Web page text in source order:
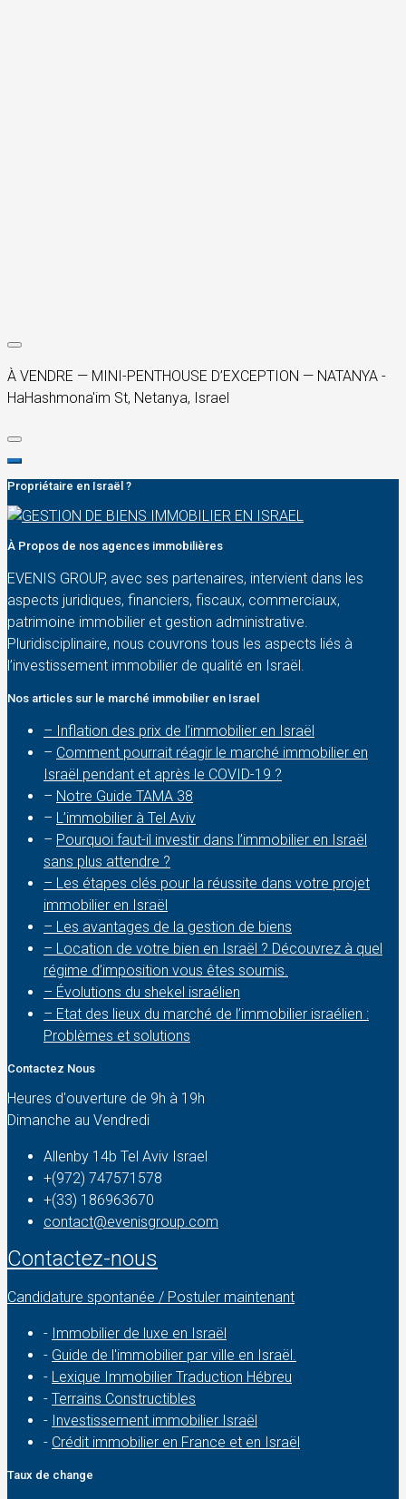
À VENDRE — MINI-PENTHOUSE D’EXCEPTION — NATANYA -
HaHashmona'im St, Netanya, Israel
Propriétaire en Israël ?
À Propos de nos agences immobilières
EVENIS GROUP, avec ses partenaires, intervient dans les
aspects juridiques, financiers, fiscaux, commerciaux,
patrimoine immobilier et gestion administrative.
Pluridisciplinaire, nous couvrons tous les aspects liés à
l’investissement immobilier de qualité en Israël.
Nos articles sur le marché immobilier en Israel
– Inflation des prix de l’immobilier en Israël
– Comment pourrait réagir le marché immobilier en
Israël pendant et après le COVID-19 ?
– Notre Guide TAMA 38
– L’immobilier à Tel Aviv
– Pourquoi faut-il investir dans l’immobilier en Israël
sans plus attendre ?
– Les étapes clés pour la réussite dans votre projet
immobilier en Israël
– Les avantages de la gestion de biens
– Location de votre bien en Israël ? Découvrez à quel
régime d’imposition vous êtes soumis.
– Évolutions du shekel israélien
– Etat des lieux du marché de l’immobilier israélien :
Problèmes et solutions
Contactez Nous
Heures d'ouverture de 9h à 19h
Dimanche au Vendredi
Allenby 14b Tel Aviv Israel
+(972) 747571578
+(33) 186963670
contact@evenisgroup.com
Contactez-nous
Candidature spontanée / Postuler maintenant
- Immobilier de luxe en Israël
- Guide de l'immobilier par ville en Israël.
- Lexique Immobilier Traduction Hébreu
- Terrains Constructibles
- Investissement immobilier Israël
- Crédit immobilier en France et en Israël
Taux de change